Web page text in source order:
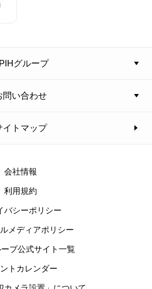
グループ
問い合わせ
イトマップ
会社情報
利用規約
バシーポリシー
メディアポリシー
プ公式サイト一覧
トカレンダー